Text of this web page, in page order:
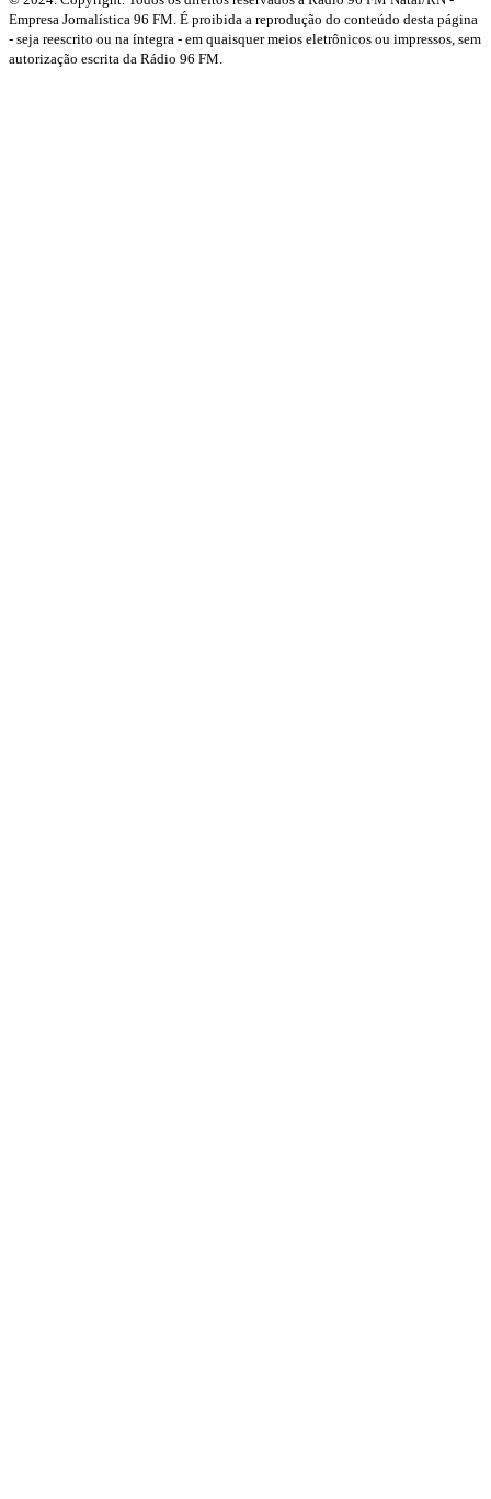
Empresa Jornalística 96 FM. É proibida a reprodução do conteúdo desta página
- seja reescrito ou na íntegra - em quaisquer meios eletrônicos ou impressos, sem
autorização escrita da Rádio 96 FM.